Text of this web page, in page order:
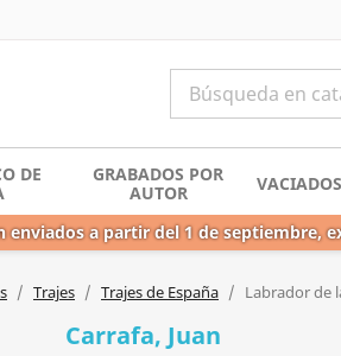
DE
GRABADOS POR
AUTOR
VACIADOS
enviados a partir del 1 de septiembre,
Trajes Trajes de España Labrador de
Carrafa, Juan